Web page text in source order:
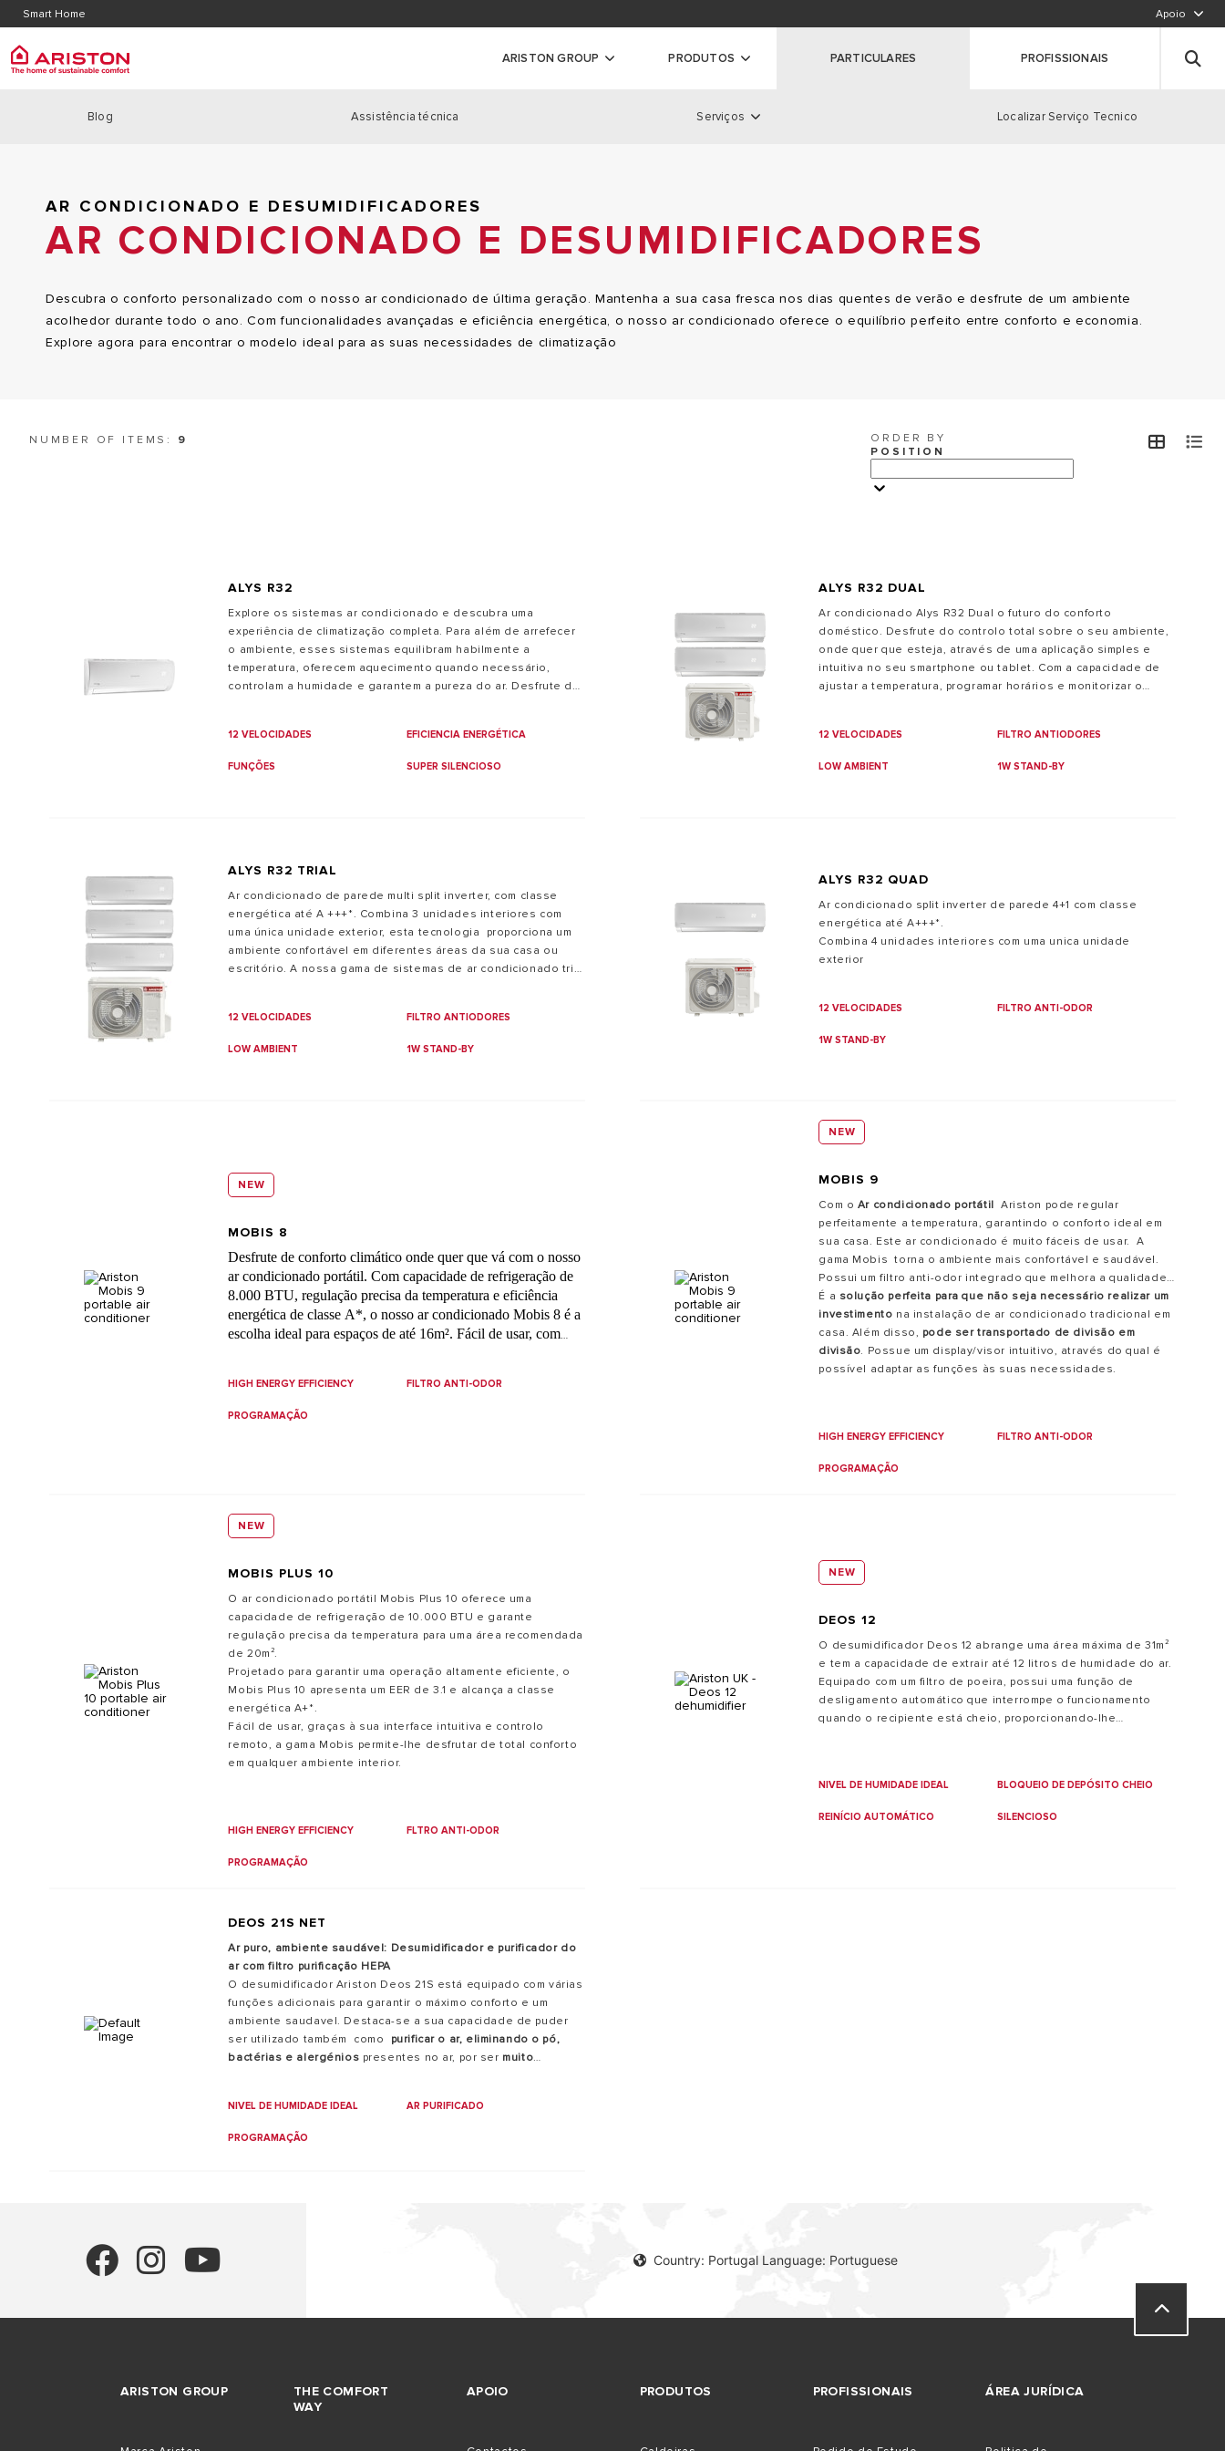
Smart Home Apoio
LIGUE PARA NÓS,CHAMADA PARA A REDE FIXA
ARISTON GROUP
ARISTON GROUP
O GRUPO
TRABALHA CONNOSCO
PRODUTOS
PRODUCTS | CATEGORIES
SOLAR
TERMOACUMULADORES
AR CONDICIONADO E DESUMIDIFICADORES
ESQUENTADORES
Caldeiras
CALDEIRAS CONVENCIONAIS
CALDEIRAS DE CONDENSAÇÃO DE ALTA
PARTICULARES
Blog Assistência técnica Serviços
LOCALIZADOR DE GARANTIAS
REGISTO DE GARANTIAS
EXTENSÃO DE GARANTIA
Localizar Serviço Tecnico
PROFISSIONAIS
Ar condicionado e Desumidificadores | Ar Condicionado e Desumidificadores
AR CONDICIONADO E DESUMIDIFICADORES
AR CONDICIONADO E DESUMIDIFICADORES
Descubra o conforto personalizado com o nosso ar condicionado de última geração. Mantenha a sua casa fresca nos dias quentes de verão e desfrute de um ambiente
acolhedor durante todo o ano. Com funcionalidades avançadas e eficiência energética, o nosso ar condicionado oferece o equilíbrio perfeito entre conforto e economia.
Explore agora para encontrar o modelo ideal para as suas necessidades de climatização
NUMBER OF ITEMS: 9
ORDER BY
POSITION
ALYS R32
Explore os sistemas ar condicionado e descubra uma
experiência de climatização completa. Para além de arrefecer
o ambiente, esses sistemas equilibram habilmente a
temperatura, oferecem aquecimento quando necessário,
controlam a humidade e garantem a pureza do ar. Desfrute de
energética até A+++*
12 VELOCIDADES EFICIENCIA ENERGÉTICA
FUNÇÕES SUPER SILENCIOSO
ALYS R32 DUAL
Ar condicionado Alys R32 Dual o futuro do conforto
doméstico. Desfrute do controlo total sobre o seu ambiente,
onde quer que esteja, através de uma aplicação simples e
intuitiva no seu smartphone ou tablet. Com a capacidade de
ajustar a temperatura, programar horários e monitorizar o
conveniência e eficiência dos nossos sistemas Multi Split com
Wi-Fi e eleve o seu estilo de vida para um novo nível de
12 VELOCIDADES FILTRO ANTIODORES
LOW AMBIENT 1W STAND-BY
ALYS R32 TRIAL
Ar condicionado de parede multi split inverter, com classe
energética até A +++*. Combina 3 unidades interiores com
uma única unidade exterior, esta tecnologia proporciona um
ambiente confortável em diferentes áreas da sua casa ou
escritório. A nossa gama de sistemas de ar condicionado trial
económica.
12 VELOCIDADES FILTRO ANTIODORES
LOW AMBIENT 1W STAND-BY
ALYS R32 QUAD
Ar condicionado split inverter de parede 4+1 com classe
energética até A+++*.
Combina 4 unidades interiores com uma unica unidade
exterior
12 VELOCIDADES FILTRO ANTI-ODOR
1W STAND-BY
NEW
MOBIS 8
Desfrute de conforto climático onde quer que vá com o nosso
ar condicionado portátil. Com capacidade de refrigeração de
8.000 BTU, regulação precisa da temperatura e eficiência
energética de classe A*, o nosso ar condicionado Mobis 8 é a
escolha ideal para espaços de até 16m². Fácil de usar, com
ambiente interno. Garanta agora o seu e mantenha-se fresco
durante todo o ano!
HIGH ENERGY EFFICIENCY FILTRO ANTI-ODOR
PROGRAMAÇÃO
NEW
MOBIS 9
Com o Ar condicionado portátil Ariston pode regular
perfeitamente a temperatura, garantindo o conforto ideal em
sua casa. Este ar condicionado é muito fáceis de usar. A
gama Mobis torna o ambiente mais confortável e saudável.
Possui um filtro anti-odor integrado que melhora a qualidade
do ar, elimina bactérias e mofo e previne as causas das
alergias mais comuns, capturando os alérgenos presentes no
ar.
É a solução perfeita para que não seja necessário realizar um
investimento na instalação de ar condicionado tradicional em
casa. Além disso, pode ser transportado de divisão em
divisão. Possue um display/visor intuitivo, através do qual é
possível adaptar as funções às suas necessidades.
HIGH ENERGY EFFICIENCY FILTRO ANTI-ODOR
PROGRAMAÇÃO
NEW
MOBIS PLUS 10
O ar condicionado portátil Mobis Plus 10 oferece uma
capacidade de refrigeração de 10.000 BTU e garante
regulação precisa da temperatura para uma área recomendada
de 20m².
Projetado para garantir uma operação altamente eficiente, o
Mobis Plus 10 apresenta um EER de 3.1 e alcança a classe
energética A+*.
Fácil de usar, graças à sua interface intuitiva e controlo
remoto, a gama Mobis permite-lhe desfrutar de total conforto
em qualquer ambiente interior.
HIGH ENERGY EFFICIENCY FLTRO ANTI-ODOR
PROGRAMAÇÃO
NEW
DEOS 12
O desumidificador Deos 12 abrange uma área máxima de 31m²
e tem a capacidade de extrair até 12 litros de humidade do ar.
Equipado com um filtro de poeira, possui uma função de
desligamento automático que interrompe o funcionamento
quando o recipiente está cheio, proporcionando-lhe
configurações anteriores quando a energia for restabelecida.
NIVEL DE HUMIDADE IDEAL BLOQUEIO DE DEPÓSITO CHEIO
REINÍCIO AUTOMÁTICO SILENCIOSO
DEOS 21S NET
Ar puro, ambiente saudável: Desumidificador e purificador do
ar com filtro purificação HEPA
O desumidificador Ariston Deos 21S está equipado com várias
funções adicionais para garantir o máximo conforto e um
ambiente saudavel. Destaca-se a sua capacidade de puder
ser utilizado também como purificar o ar, eliminando o pó,
bactérias e alergénios presentes no ar, por ser muito
controlar através do seu smartphone
NIVEL DE HUMIDADE IDEAL AR PURIFICADO
PROGRAMAÇÃO
Country: Portugal Language: Portuguese
ARISTON GROUP
THE COMFORT
WAY
APOIO PRODUTOS PROFISSIONAIS ÁREA JURÍDICA